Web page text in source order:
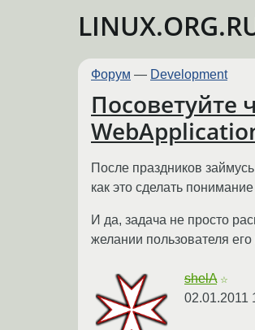
Форум — Development
Посоветуйте
После праздников
как это сделать
И да, задача не просто
желании пользователя
shelA ☆
02.01.2011